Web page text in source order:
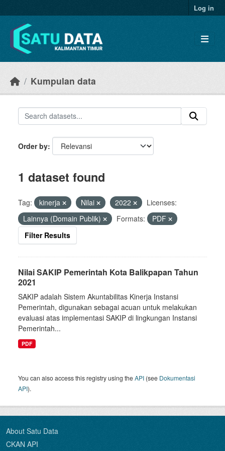
Log in
Kumpulan data
Order by
1 dataset found
Tag: kinerja Nilai 2022
Licenses:
Lainnya (Domain Publik)
Formats:
PDF
Filter Results
Nilai SAKIP Pemerintah Kota Balikpapan Tahun
2021
SAKIP adalah Sistem Akuntabilitas Kinerja Instansi
Pemerintah, digunakan sebagai acuan untuk melakukan
evaluasi atas implementasi SAKIP di lingkungan Instansi
Pemerintah...
PDF
You can also access this registry using theAPI (see Dokumentasi
API).
About Satu Data
CKAN API